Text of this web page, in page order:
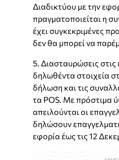
Διαδικτύου με την
πραγματοποιείται η
έχει συγκεκριμένες
δεν θα μπορεί να
5. Διασταυρώσεις στις
δηλωθέντα στοιχεία
δήλωση και τις
τα POS. Με πρόστιμα
απειλούνται οι
δηλώσουν
εφορία έως τις 12